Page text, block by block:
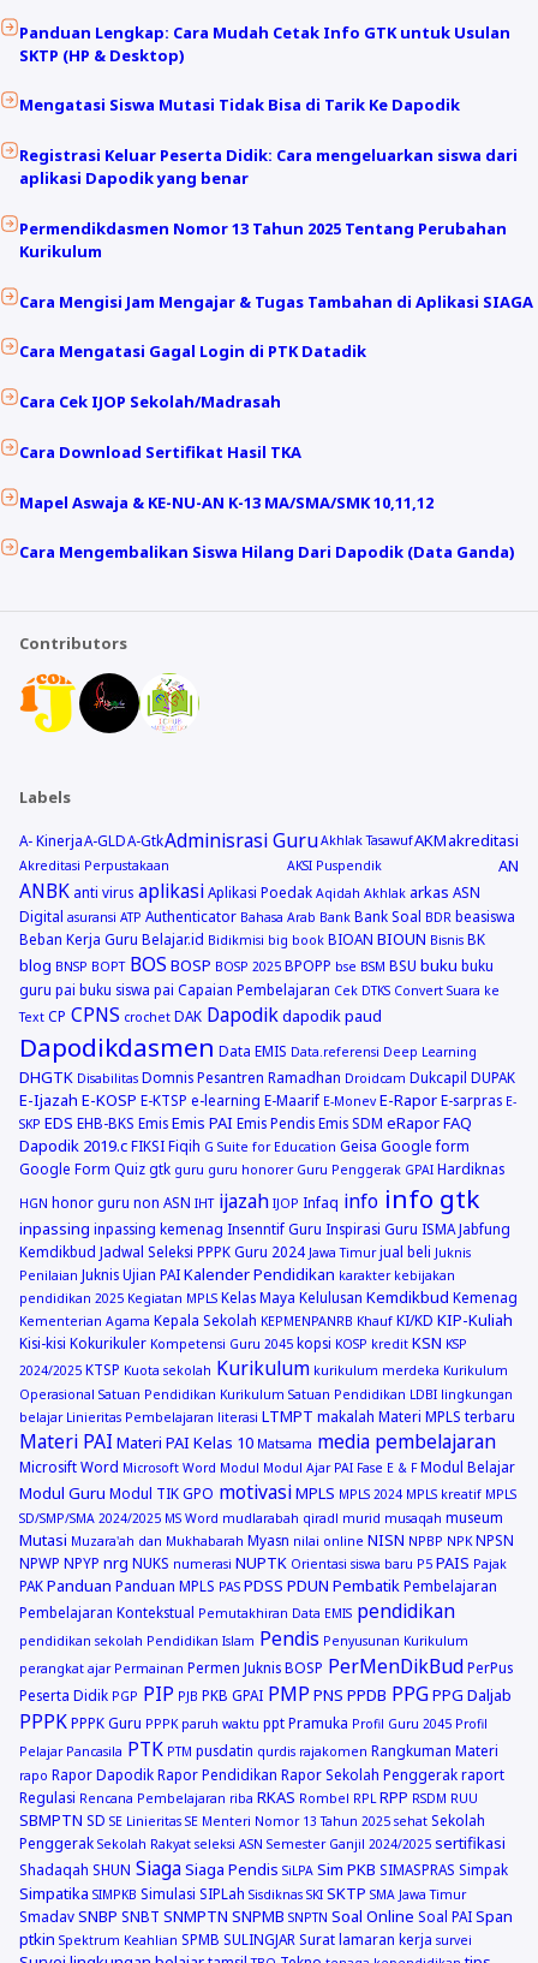
Panduan Lengkap: Cara Mudah Cetak Info GTK untuk Usulan
SKTP (HP & Desktop)
Mengatasi Siswa Mutasi Tidak Bisa di Tarik Ke Dapodik
Registrasi Keluar Peserta Didik: Cara mengeluarkan siswa dari
aplikasi Dapodik yang benar
Permendikdasmen Nomor 13 Tahun 2025 Tentang Perubahan
Kurikulum
Cara Mengisi Jam Mengajar & Tugas Tambahan di Aplikasi SIAGA
Cara Mengatasi Gagal Login di PTK Datadik
Cara Cek IJOP Sekolah/Madrasah
Cara Download Sertifikat Hasil TKA
Mapel Aswaja & KE-NU-AN K-13 MA/SMA/SMK 10,11,12
Cara Mengembalikan Siswa Hilang Dari Dapodik (Data Ganda)
Contributors
Labels
A- KinerjaA-GLDA-GtkAdminisrasi GuruAkhlak TasawufAKMakreditasi
Akreditasi Perpustakaan AKSI Puspendik AN
ANBK anti virus aplikasi Aplikasi Poedak Aqidah Akhlak arkas ASN
Digital asuransi ATP Authenticator Bahasa Arab Bank Bank Soal BDR beasiswa
Beban Kerja Guru Belajar.id Bidikmisi big book BIOAN BIOUN Bisnis BK
blog BNSP BOPT BOS BOSP BOSP 2025 BPOPP bse BSM BSU buku buku
guru pai buku siswa pai Capaian Pembelajaran Cek DTKS Convert Suara ke
Text CP CPNS crochet DAK Dapodikdapodik paud
Dapodikdasmen Data EMIS Data.referensi Deep Learning
DHGTK Disabilitas Domnis Pesantren Ramadhan Droidcam Dukcapil DUPAK
E-Ijazah E-KOSP E-KTSP e-learning E-Maarif E-Monev E-Rapor E-sarpras E-
SKP EDS EHB-BKS Emis Emis PAI Emis Pendis Emis SDM eRaporFAQ
Dapodik 2019.c FIKSI Fiqih G Suite for Education Geisa Google form
Google Form Quiz gtk guru guru honorer Guru Penggerak GPAI Hardiknas
HGN honor guru non ASN IHT ijazah IJOP Infaq info info gtk
inpassing inpassing kemenag Insenntif Guru Inspirasi Guru ISMA Jabfung
Kemdikbud Jadwal Seleksi PPPK Guru 2024 Jawa Timur jual beli Juknis
Penilaian Juknis Ujian PAI Kalender Pendidikan karakter kebijakan
pendidikan 2025 Kegiatan MPLS Kelas Maya Kelulusan Kemdikbud Kemenag
Kementerian Agama Kepala Sekolah KEPMENPANRB Khauf KI/KD KIP-Kuliah
Kisi-kisi Kokurikuler Kompetensi Guru 2045 kopsi KOSP kredit KSN KSP
2024/2025 KTSP Kuota sekolah Kurikulum kurikulum merdeka Kurikulum
Operasional Satuan Pendidikan Kurikulum Satuan Pendidikan LDBI lingkungan
belajar Linieritas Pembelajaran literasi LTMPT makalah Materi MPLS terbaru
Materi PAI Materi PAI Kelas 10 Matsama media pembelajaran
Microsift Word Microsoft Word Modul Modul Ajar PAI Fase E & F Modul Belajar
Modul Guru Modul TIK GPO motivasiMPLS MPLS 2024 MPLS kreatif MPLS
SD/SMP/SMA 2024/2025 MS Word mudlarabah qiradl murid musaqah museum
Mutasi Muzara'ah dan Mukhabarah Myasn nilai online NISN NPBP NPK NPSN
NPWP NPYP nrg NUKS numerasi NUPTK Orientasi siswa baru P5 PAIS Pajak
PAK Panduan Panduan MPLS PAS PDSS PDUN Pembatik Pembelajaran
Pembelajaran Kontekstual Pemutakhiran Data EMIS pendidikan
pendidikan sekolah Pendidikan Islam Pendis Penyusunan Kurikulum
perangkat ajar Permainan Permen Juknis BOSP PerMenDikBud PerPus
Peserta Didik PGP PIP PJB PKB GPAI PMP PNS PPDB PPGPPG Daljab
PPPK PPPK Guru PPPK paruh waktu ppt Pramuka Profil Guru 2045 Profil
Pelajar Pancasila PTK PTM pusdatin qurdis rajakomen Rangkuman Materi
rapo Rapor Dapodik Rapor Pendidikan Rapor Sekolah Penggerak raport
Regulasi Rencana Pembelajaran riba RKAS Rombel RPL RPP RSDM RUU
SBMPTN SD SE Linieritas SE Menteri Nomor 13 Tahun 2025 sehat Sekolah
Penggerak Sekolah Rakyat seleksi ASN Semester Ganjil 2024/2025 sertifikasi
Shadaqah SHUN SiagaSiaga Pendis SiLPA Sim PKB SIMASPRAS Simpak
Simpatika SIMPKB Simulasi SIPLah Sisdiknas SKI SKTP SMA Jawa Timur
Smadav SNBP SNBT SNMPTN SNPMB SNPTN Soal Online Soal PAI Span
ptkin Spektrum Keahlian SPMB SULINGJAR Surat lamaran kerja survei